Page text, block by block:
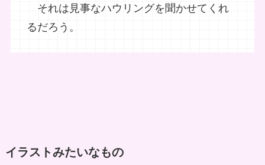
それは見事なハウリングを聞かせてくれ
るだろう。
イラストみたいなもの